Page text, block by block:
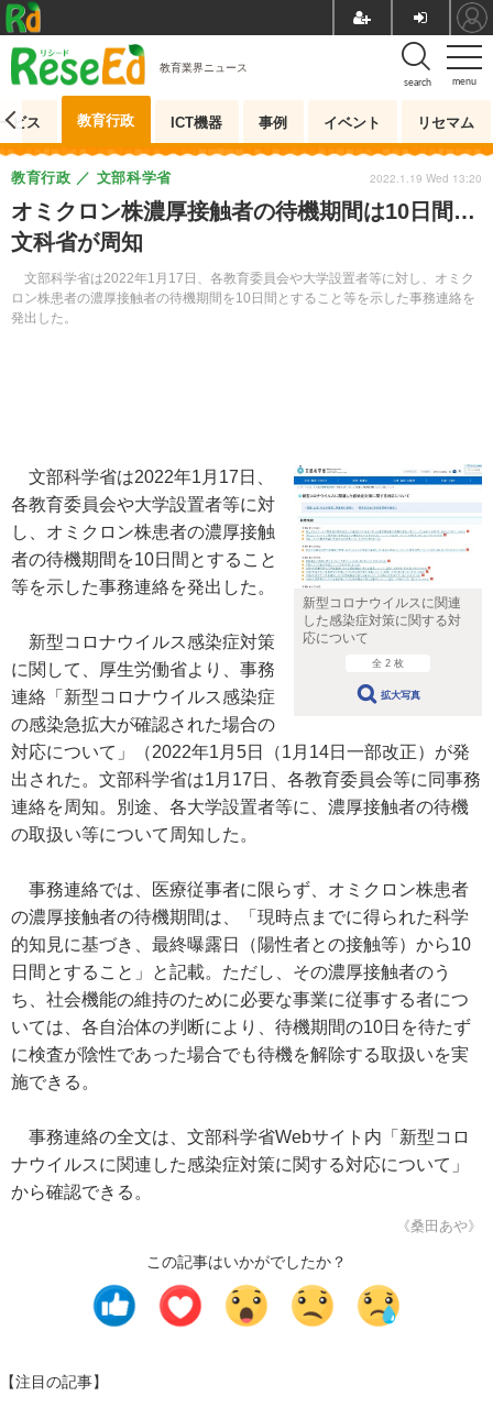
menu
search
教育業界ニュース
ビス 教育行政 ICT機器 事例 イベント リセマム
オミクロン株濃厚接触者の待機期間は10日間…
文科省が周知
文部科学省は2022年1月17日、各教育委員会や大学設置者等に対し、オミク
ロン株患者の濃厚接触者の待機期間を10日間とすること等を示した事務連絡を
発出した。
教育行政 文部科学省 2022.1.19 Wed 13:20
新型コロナウイルスに関連
した感染症対策に関する対
応について
全 2 枚
拡大写真
文部科学省は2022年1月17日、
各教育委員会や大学設置者等に対
し、オミクロン株患者の濃厚接触
者の待機期間を10日間とすること
等を示した事務連絡を発出した。
新型コロナウイルス感染症対策
に関して、厚生労働省より、事務
連絡「新型コロナウイルス感染症
の感染急拡大が確認された場合の
対応について」（2022年1月5日（1月14日一部改正）が発
出された。文部科学省は1月17日、各教育委員会等に同事務
連絡を周知。別途、各大学設置者等に、濃厚接触者の待機
の取扱い等について周知した。
事務連絡では、医療従事者に限らず、オミクロン株患者
の濃厚接触者の待機期間は、「現時点までに得られた科学
的知見に基づき、最終曝露日（陽性者との接触等）から10
日間とすること」と記載。ただし、その濃厚接触者のう
ち、社会機能の維持のために必要な事業に従事する者につ
いては、各自治体の判断により、待機期間の10日を待たず
に検査が陰性であった場合でも待機を解除する取扱いを実
施できる。
事務連絡の全文は、文部科学省Webサイト内「新型コロ
ナウイルスに関連した感染症対策に関する対応について」
から確認できる。
《桑田あや》
この記事はいかがでしたか？
【注目の記事】